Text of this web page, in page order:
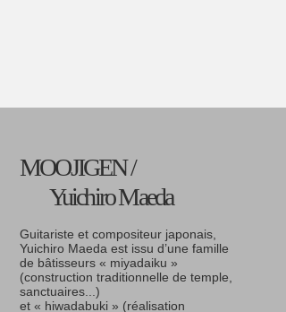
MOOJIGEN /
Yuichiro Maeda
Guitariste et compositeur japonais,
Yuichiro Maeda est issu d’une famille
de bâtisseurs « miyadaiku »
(construction traditionnelle de temple,
sanctuaires...)
et « hiwadabuki » (réalisation